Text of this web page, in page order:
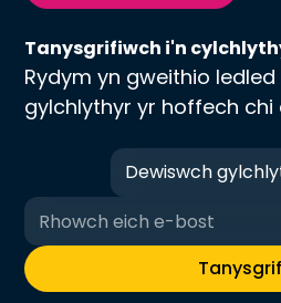
Tanysgrifiwch i'n
Rydym yn gweithio ledled
gylchlythyr yr hoffech chi
Dewiswch